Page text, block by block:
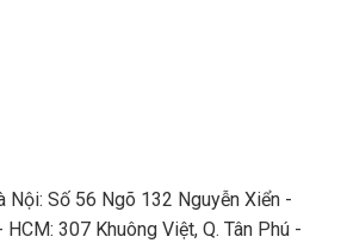
Nội: Số 56 Ngõ 132 Nguyễn Xiển -
307 Khuông Việt, Q. Tân Phú -